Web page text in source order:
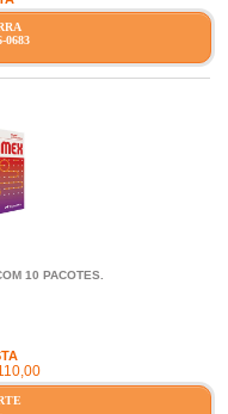
0683
10 PACOTES.